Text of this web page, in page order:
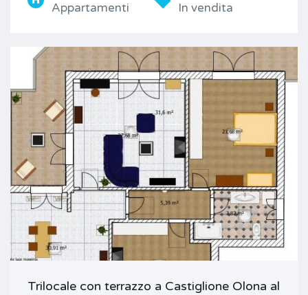
Appartamenti In vendita
Trilocale con terrazzo a Castiglione Olona al